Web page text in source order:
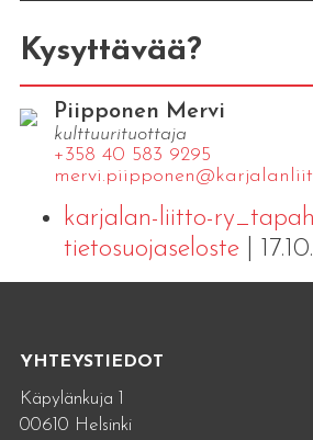
Kysyttävää?
Piipponen Mervi
kulttuurituottaja
+358 40 583 9295
karjalan-liitto-
tietosuojaseloste|
YHTEYSTIEDOT
Käpylänkuja 1
00610 Helsinki